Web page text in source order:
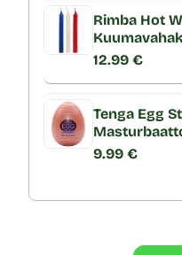
Rimba Hot
12.99 €
Tenga Egg
9.99 €